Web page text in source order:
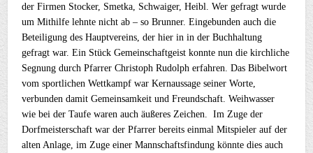
der Firmen Stocker, Smetka, Schwaiger, Heibl. Wer gefragt wurde
um Mithilfe lehnte nicht ab – so Brunner. Eingebunden auch die
Beteiligung des Hauptvereins, der hier in in der Buchhaltung
gefragt war. Ein Stück Gemeinschaftgeist konnte nun die kirchliche
Segnung durch Pfarrer Christoph Rudolph erfahren. Das Bibelwort
vom sportlichen Wettkampf war Kernaussage seiner Worte,
verbunden damit Gemeinsamkeit und Freundschaft. Weihwasser
wie bei der Taufe waren auch äußeres Zeichen. Im Zuge der
Dorfmeisterschaft war der Pfarrer bereits einmal Mitspieler auf der
alten Anlage, im Zuge einer Mannschaftsfindung könnte dies auch